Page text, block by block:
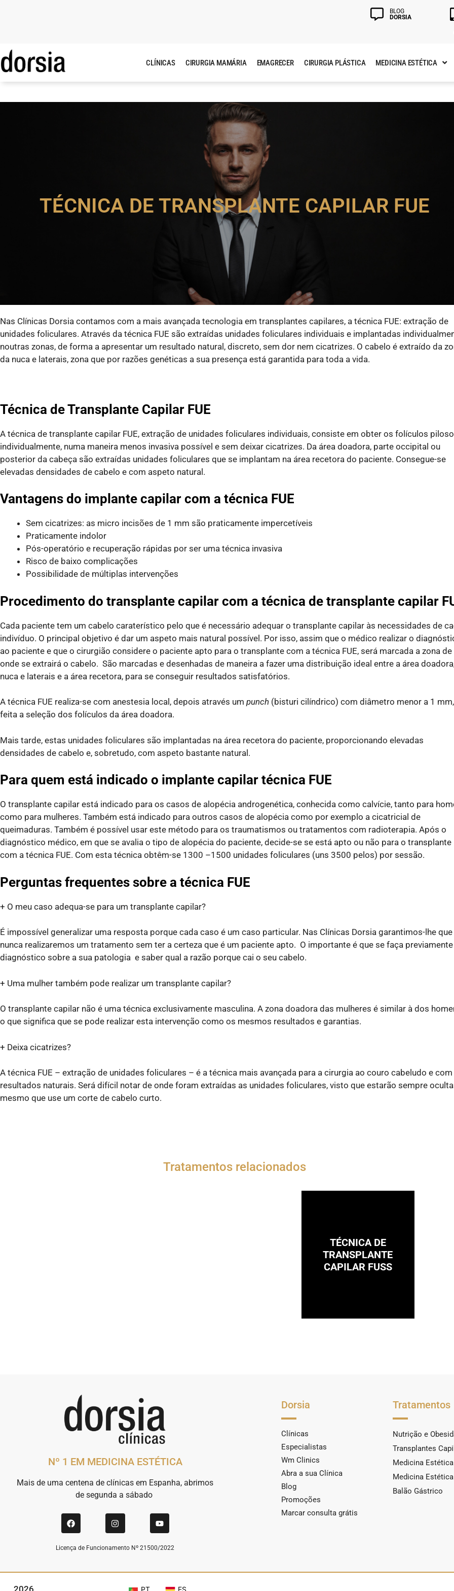
BLOG
DORSIA
CLÍNICAS CIRURGIA MAMÁRIA EMAGRECER CIRURGIA PLÁSTICA MEDICINA ESTÉTICA
TÉCNICA DE TRANSPLANTE CAPILAR FUE
Nas Clínicas Dorsia contamos com a mais avançada tecnologia em transplantes capilares, a técnica FUE: extração de
unidades foliculares. Através da técnica FUE são extraídas unidades foliculares individuais e implantadas
noutras zonas, de forma a apresentar um resultado natural, discreto, sem dor nem cicatrizes. O cabelo é extraído da
da nuca e laterais, zona que por razões genéticas a sua presença está garantida para toda a vida.
Técnica de Transplante Capilar FUE
A técnica de transplante capilar FUE, extração de unidades foliculares individuais, consiste em obter os folículos
individualmente, numa maneira menos invasiva possível e sem deixar cicatrizes. Da área doadora, parte occipital ou
posterior da cabeça são extraídas unidades foliculares que se implantam na área recetora do paciente. Consegue-se
elevadas densidades de cabelo e com aspeto natural.
Vantagens do implante capilar com a técnica FUE
Sem cicatrizes: as micro incisões de 1 mm são praticamente impercetíveis
Praticamente indolor
Pós-operatório e recuperação rápidas por ser uma técnica invasiva
Risco de baixo complicações
Possibilidade de múltiplas intervenções
Procedimento do transplante capilar com a técnica de transplante capilar
Cada paciente tem um cabelo caraterístico pelo que é necessário adequar o transplante capilar às necessidades de
indivíduo. O principal objetivo é dar um aspeto mais natural possível. Por isso, assim que o médico realizar o
ao paciente e que o cirurgião considere o paciente apto para o transplante com a técnica FUE, será marcada a zona de
onde se extrairá o cabelo. São marcadas e desenhadas de maneira a fazer uma distribuição ideal entre a área
nuca e laterais e a área recetora, para se conseguir resultados satisfatórios.
A técnica FUE realiza-se com anestesia local, depois através um punch (bisturi cilíndrico) com diâmetro menor a 1
feita a seleção dos folículos da área doadora.
Mais tarde, estas unidades foliculares são implantadas na área recetora do paciente, proporcionando elevadas
densidades de cabelo e, sobretudo, com aspeto bastante natural.
Para quem está indicado o implante capilar técnica FUE
O transplante capilar está indicado para os casos de alopécia androgenética, conhecida como calvície, tanto para
como para mulheres. Também está indicado para outros casos de alopécia como por exemplo a cicatricial de
queimaduras. Também é possível usar este método para os traumatismos ou tratamentos com radioterapia. Após o
diagnóstico médico, em que se avalia o tipo de alopécia do paciente, decide-se se está apto ou não para o transplante
com a técnica FUE. Com esta técnica obtêm-se 1300 –1500 unidades foliculares (uns 3500 pelos) por sessão.
Perguntas frequentes sobre a técnica FUE
+ O meu caso adequa-se para um transplante capilar?
É impossível generalizar uma resposta porque cada caso é um caso particular. Nas Clínicas Dorsia garantimos-lhe que
nunca realizaremos um tratamento sem ter a certeza que é um paciente apto. O importante é que se faça
diagnóstico sobre a sua patologia e saber qual a razão porque cai o seu cabelo.
+ Uma mulher também pode realizar um transplante capilar?
O transplante capilar não é uma técnica exclusivamente masculina. A zona doadora das mulheres é similar à dos
o que significa que se pode realizar esta intervenção como os mesmos resultados e garantias.
+ Deixa cicatrizes?
A técnica FUE – extração de unidades foliculares – é a técnica mais avançada para a cirurgia ao couro cabeludo e com
resultados naturais. Será difícil notar de onde foram extraídas as unidades foliculares, visto que estarão sempre
mesmo que use um corte de cabelo curto.
Tratamentos relacionados
TÉCNICA DE
TRANSPLANTE
CAPILAR FUSS
Nº 1 EM MEDICINA ESTÉTICA
Mais de uma centena de clínicas em Espanha, abrimos
de segunda a sábado
Licença de Funcionamento Nº 21500/2022
Dorsia
Clínicas
Especialistas
Wm Clinics
Abra a sua Clínica
Blog
Promoções
Marcar consulta grátis
Tratamentos
Nutrição e
Transplantes
Medicina
Medicina Estética
Balão Gástrico
2026 PT ES